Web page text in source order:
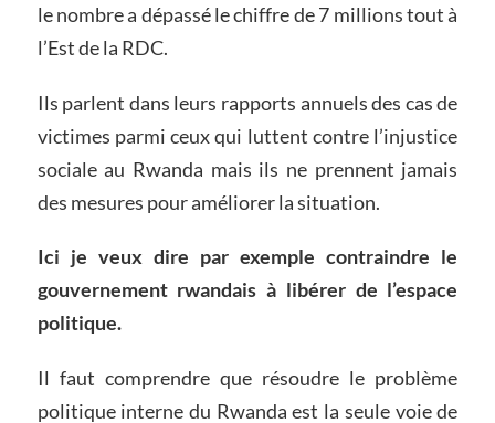
le nombre a dépassé le chiffre de 7 millions tout à
l’Est de la RDC.
Ils parlent dans leurs rapports annuels des cas de
victimes parmi ceux qui luttent contre l’injustice
sociale au Rwanda mais ils ne prennent jamais
des mesures pour améliorer la situation.
Ici je veux dire par exemple contraindre le
gouvernement rwandais à libérer de l’espace
politique.
Il faut comprendre que résoudre le problème
politique interne du Rwanda est la seule voie de